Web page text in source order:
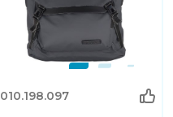
010.198.097